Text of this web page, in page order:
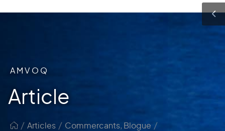
AMVOQ
Article
/ Articles / Commercants, Blogue /